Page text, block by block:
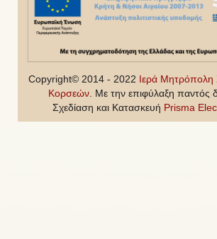
Copyright© 2014 - 2022 Ιερά Μητρόπολη
Κορσεών. Με την επιφύλαξη παντός
Σχεδίαση και Κατασκευή Prisma